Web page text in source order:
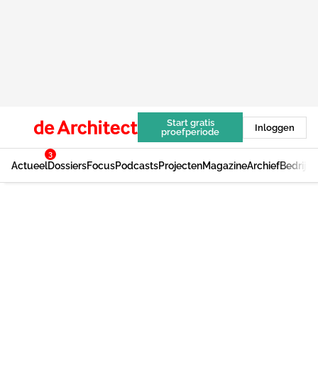
Start gratis
proefperiode
Inloggen
Actueel
3
DossiersFocusPodcastsProjectenMagazineArchief